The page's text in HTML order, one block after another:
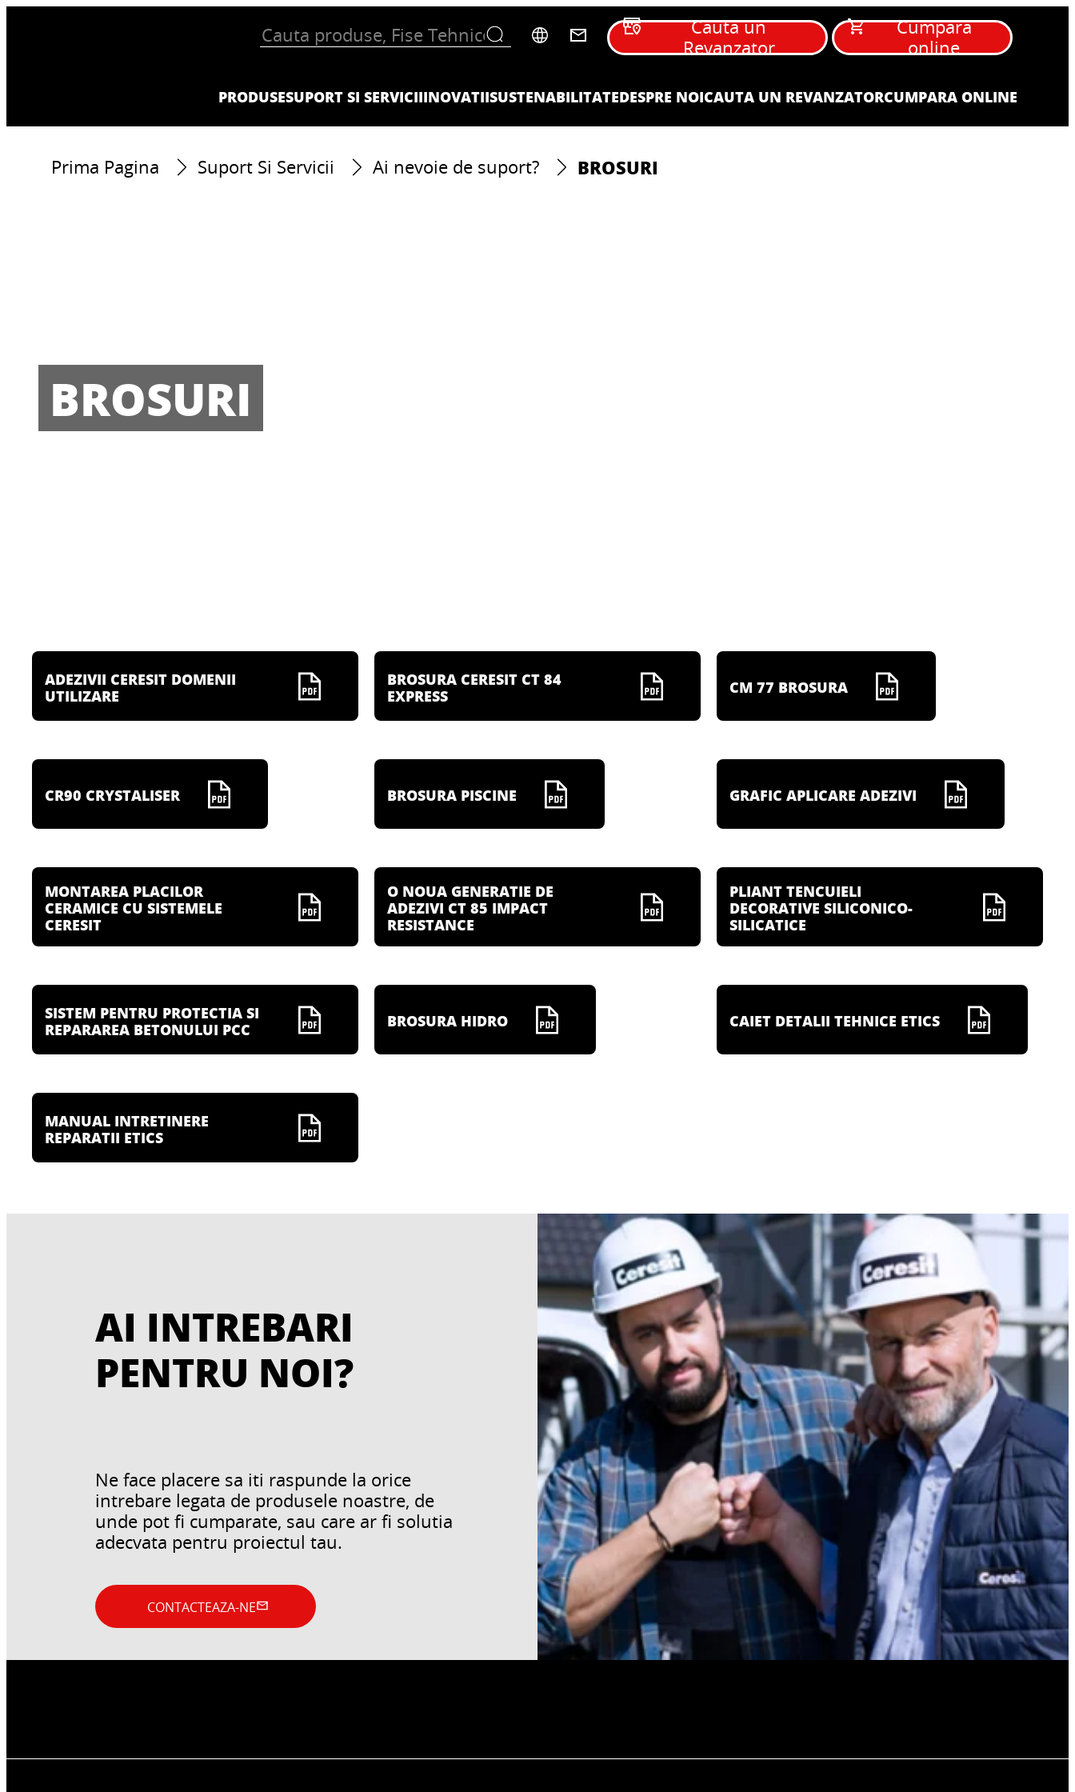
Cauta un
Revanzator
Cumpara
online
PRODUSESUPORT SI SERVICIIINOVATIISUSTENABILITATEDESPRE NOICAUTA UN REVANZATORCUMPARA ONLINE
Prima Pagina Suport Si Servicii Ai nevoie de suport? BROSURI
BROSURI
ADEZIVII CERESIT DOMENII
UTILIZARE
BROSURA CERESIT CT 84
EXPRESS
CM 77 BROSURA
CR90 CRYSTALISER BROSURA PISCINE GRAFIC APLICARE ADEZIVI
MONTAREA PLACILOR
CERAMICE CU SISTEMELE
CERESIT
O NOUA GENERATIE DE
ADEZIVI CT 85 IMPACT
RESISTANCE
PLIANT TENCUIELI
DECORATIVE SILICONICO-
SILICATICE
SISTEM PENTRU PROTECTIA SI
REPARAREA BETONULUI PCC
BROSURA HIDRO CAIET DETALII TEHNICE ETICS
MANUAL INTRETINERE
REPARATII ETICS
AI INTREBARI
PENTRU NOI?
Ne face placere sa iti raspunde la orice
intrebare legata de produsele noastre, de
unde pot fi cumparate, sau care ar fi solutia
adecvata pentru proiectul tau.
CONTACTEAZA-NE